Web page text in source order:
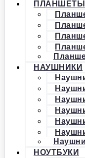
ПЛАНШЕТЫ
НАУШНИКИ
НОУТБУКИ